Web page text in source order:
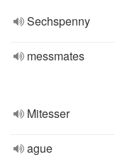
Sechspenny
messmates
Mitesser
ague